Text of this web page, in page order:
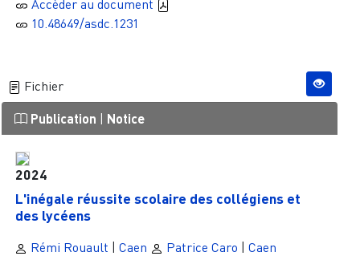
Accèder au document
10.48649/asdc.1231
Fichier
Publication | Notice
2024
L'inégale réussite scolaire des collégiens et
des lycéens
Rémi Rouault | Caen Patrice Caro | Caen